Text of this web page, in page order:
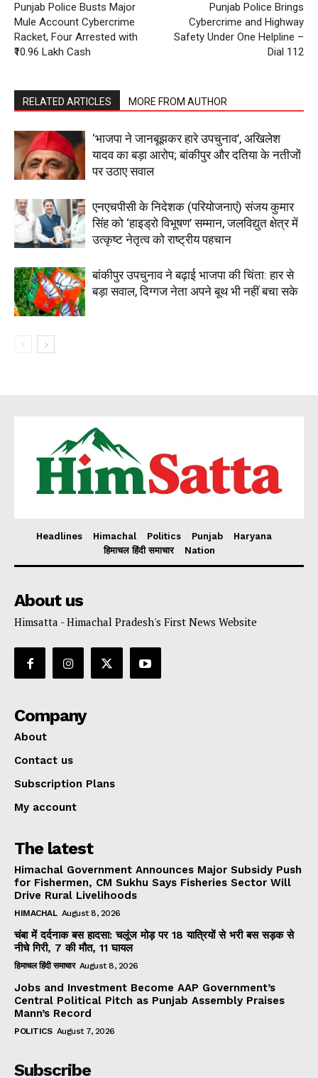
Punjab Police Busts Major
Mule Account Cybercrime
Racket, Four Arrested with
₹10.96 Lakh Cash
Punjab Police Brings
Cybercrime and Highway
Safety Under One Helpline –
Dial 112
RELATED ARTICLES MORE FROM AUTHOR
‘भाजपा ने जानबूझकर हारे उपचुनाव’, अखिलेश
यादव का बड़ा आरोप; बांकीपुर और दतिया के नतीजों
पर उठाए सवाल
एनएचपीसी के निदेशक (परियोजनाएं) संजय कुमार
सिंह को ‘हाइड्रो विभूषण’ सम्मान, जलविद्युत क्षेत्र में
उत्कृष्ट नेतृत्व को राष्ट्रीय पहचान
बांकीपुर उपचुनाव ने बढ़ाई भाजपा की चिंता: हार से
बड़ा सवाल, दिग्गज नेता अपने बूथ भी नहीं बचा सके
Headlines Himachal Politics Punjab
Haryana
हिमाचल हिंदी समाचार
Nation
About us
Himsatta - Himachal Pradesh's First News Website
Company
About
Contact us
Subscription Plans
My account
The latest
Himachal Government Announces Major Subsidy Push
for Fishermen, CM Sukhu Says Fisheries Sector Will
Drive Rural Livelihoods
HIMACHAL August 8, 2026
चंबा में दर्दनाक बस हादसा: चलूंज मोड़ पर 18 यात्रियों से भरी बस सड़क से
नीचे गिरी, 7 की मौत, 11 घायल
हिमाचल हिंदी समाचार August 8, 2026
Jobs and Investment Become AAP Government’s
Central Political Pitch as Punjab Assembly Praises
Mann’s Record
POLITICS August 7, 2026
Subscribe